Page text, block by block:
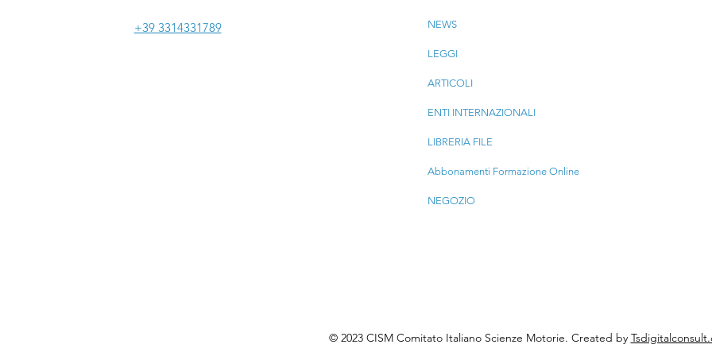
+39 3314331789
NEWS
LEGGI
ARTICOLI
ENTI INTERNAZIONALI
LIBRERIA FILE
Abbonamenti Formazione Online
NEGOZIO
© 2023 CISM Comitato Italiano Scienze Motorie. Created by